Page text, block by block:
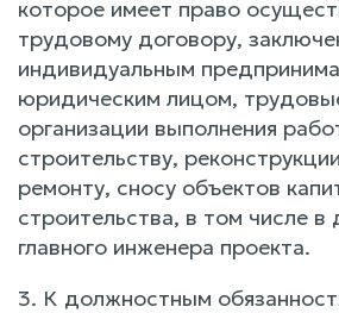
которое имеет право
трудовому договору,
индивидуальным
юридическим лицом,
организации выполнения
строительству,
ремонту, сносу объектов
строительства, в том числе
главного инженера проекта.
3. К должностным